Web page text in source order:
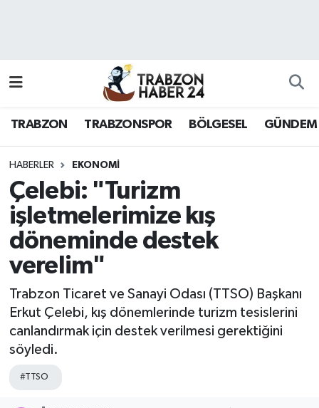
TRABZON TRABZONSPOR BÖLGESEL GÜNDEM
HABERLER EKONOMI
Çelebi: "Turizm
işletmelerimize kış
döneminde destek
verelim"
Trabzon Ticaret ve Sanayi Odası (TTSO) Başkanı
Erkut Çelebi, kış dönemlerinde turizm tesislerini
canlandırmak için destek verilmesi gerektiğini
söyledi.
#TTSO
Hava Durumu
Namaz Vakitleri
Trafik Durumu
Süper Lig Puan Durumu ve Fikstür
Tüm Manşetler
Son Dakika Haberleri
Haber Arşivi